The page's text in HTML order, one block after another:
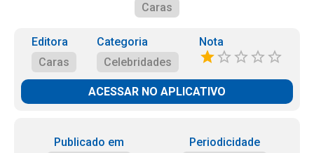
Caras
Editora
Caras
Categoria
Celebridades
Nota
ACESSAR NO APLICATIVO
Publicado em
Periodicidade